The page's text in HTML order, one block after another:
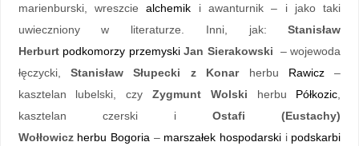
marienburski, wreszciealchemik i awanturnik – i jako taki
uwieczniony w literaturze. Inni, jak:Stanisław
Herburt podkomorzy przemyski Jan Sierakowski – wojewoda
łęczycki, Stanisław Słupecki z Konarherbu Rawicz –
kasztelan lubelski, czy Zygmunt Wolski herbu Półkozic
kasztelan czerski iOstafi (Eustachy)
Wołłowicz herbu Bogoria – marszałek hospodarski i podskarbi